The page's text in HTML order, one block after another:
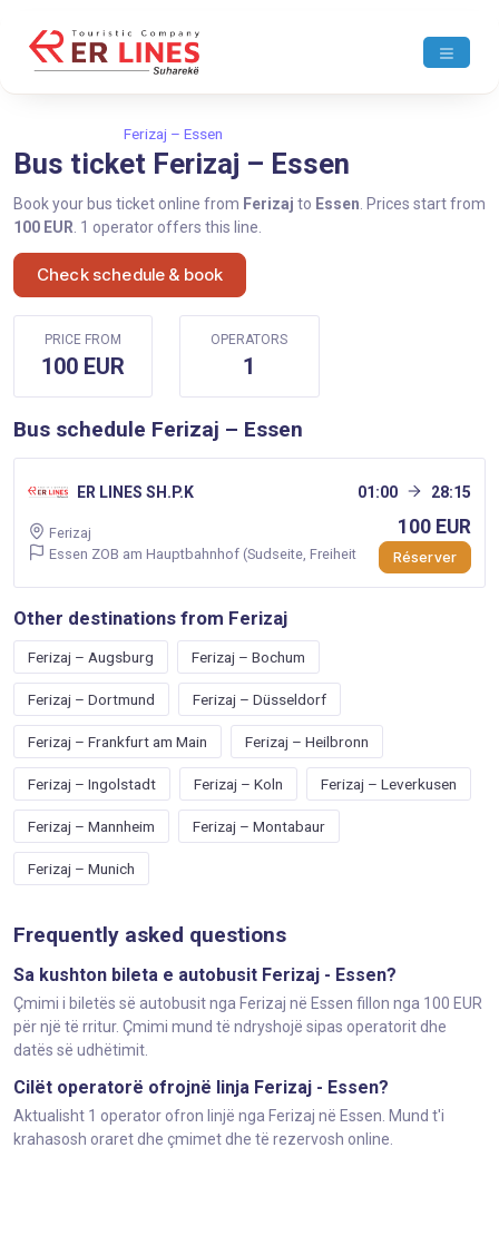
Ferizaj – Essen
Bus ticket Ferizaj – Essen
Book your bus ticket online from Ferizaj to Essen . Prices start from
100 EUR . 1 operator offers this line.
Check schedule & book
PRICE FROM
100 EUR
OPERATORS
1
Bus schedule Ferizaj – Essen
ER LINES SH.P.K 01:00 28:15
Ferizaj
Essen ZOB am Hauptbahnhof (Sudseite, Freiheit
100 EUR
Réserver
Other destinations from Ferizaj
Ferizaj – Augsburg Ferizaj – Bochum
Ferizaj – Dortmund Ferizaj – Düsseldorf
Ferizaj – Frankfurt am Main Ferizaj – Heilbronn
Ferizaj – Ingolstadt Ferizaj – Koln Ferizaj – Leverkusen
Ferizaj – Mannheim Ferizaj – Montabaur
Ferizaj – Munich
Frequently asked questions
Sa kushton bileta e autobusit Ferizaj - Essen?
Çmimi i biletës së autobusit nga Ferizaj në Essen fillon nga 100 EUR
për një të rritur. Çmimi mund të ndryshojë sipas operatorit dhe
datës së udhëtimit.
Cilët operatorë ofrojnë linja Ferizaj - Essen?
Aktualisht 1 operator ofron linjë nga Ferizaj në Essen. Mund t'i
krahasosh oraret dhe çmimet dhe të rezervosh online.